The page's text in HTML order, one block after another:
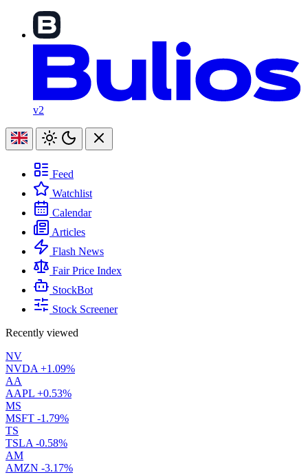
v2
Feed
Watchlist
Calendar
Articles
Flash News
Fair Price Index
StockBot
Stock Screener
Recently viewed
NV
NVDA +1.09%
AA
AAPL +0.53%
MS
MSFT -1.79%
TS
TSLA -0.58%
AM
AMZN -3.17%